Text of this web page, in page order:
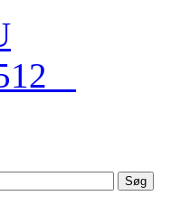
Søg